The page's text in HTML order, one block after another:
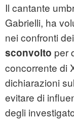
Il cantante
Gabrielli, ha
nei confronti
sconvolto per
concorrente di
dichiarazioni
evitare di
degli